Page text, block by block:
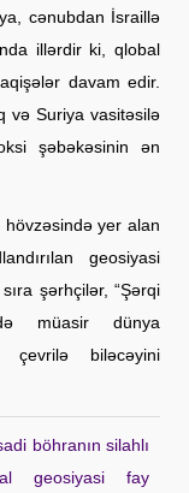
cənubdan İsraillə
illərdir ki, qlobal
davam edir.
və Suriya vasitəsilə
şəbəkəsinin ən
hövzəsində yer alan
geosiyasi
şərhçilər, “Şərqi
müasir dünya
çevrilə biləcəyini
böhranın silahlı
geosiyasi fay